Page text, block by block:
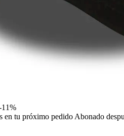
11%
en tu próximo pedido Abonado